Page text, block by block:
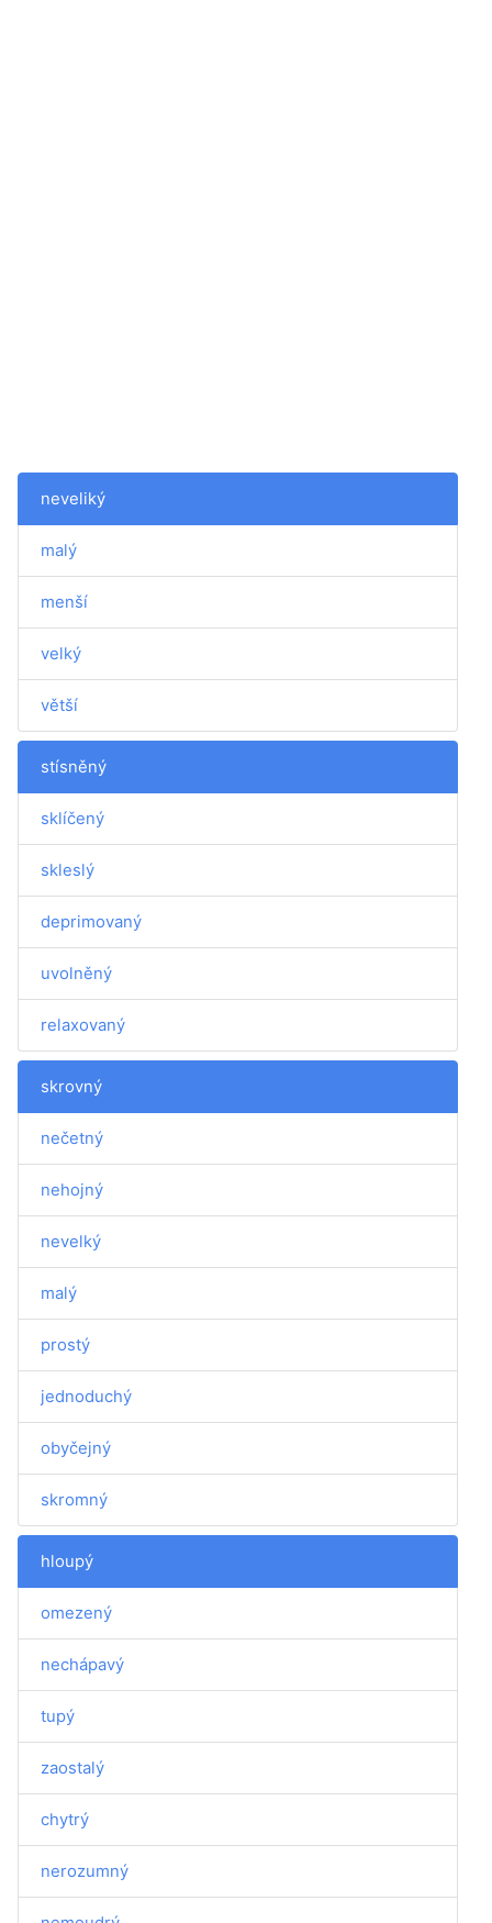
neveliký
malý
menší
velký
větší
stísněný
sklíčený
skleslý
deprimovaný
uvolněný
relaxovaný
skrovný
nečetný
nehojný
nevelký
malý
prostý
jednoduchý
obyčejný
skromný
hloupý
omezený
nechápavý
tupý
zaostalý
chytrý
nerozumný